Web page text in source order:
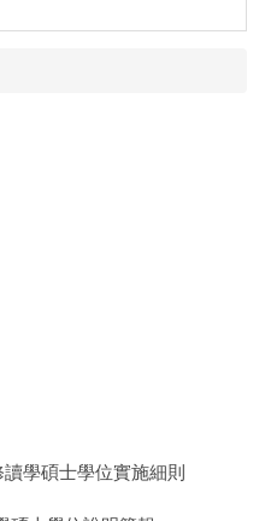
學碩士學位實施細則